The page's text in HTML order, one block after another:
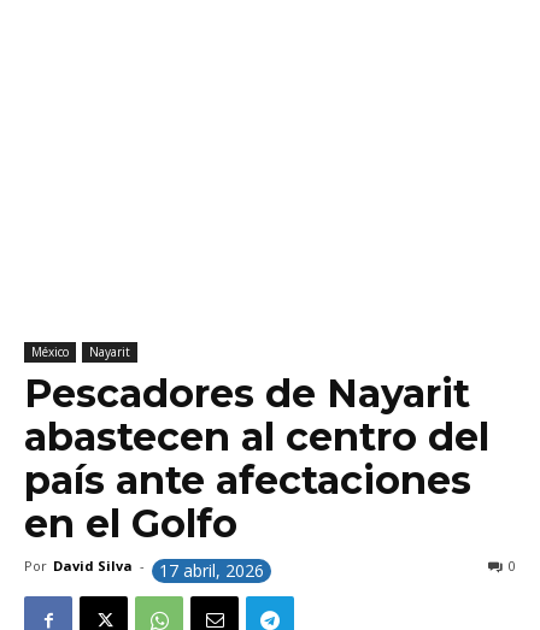
México Nayarit
Pescadores de Nayarit
abastecen al centro del
país ante afectaciones
en el Golfo
Por David Silva - 17 abril, 2026 0